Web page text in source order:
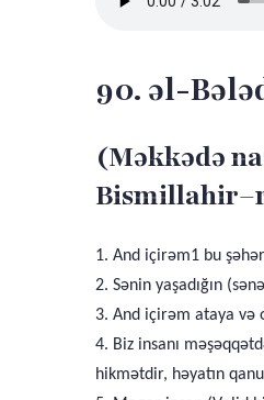
90. əl-
(Məkkədə
1. And içirəm1 bu
2. Sənin yaşadığın
3. And içirəm ataya və
4. Biz insanı
hikmətdir, həyatın